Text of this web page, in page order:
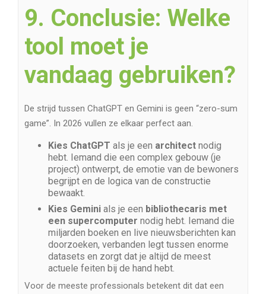
9. Conclusie: Welke
tool moet je
vandaag gebruiken?
De strijd tussen ChatGPT en Gemini is geen “zero-sum
game”. In 2026 vullen ze elkaar perfect aan.
Kies ChatGPT als je een architect nodig
hebt. Iemand die een complex gebouw (je
project) ontwerpt, de emotie van de bewoners
begrijpt en de logica van de constructie
bewaakt.
Kies Gemini als je een bibliothecaris met
een supercomputer nodig hebt. Iemand die
miljarden boeken en live nieuwsberichten kan
doorzoeken, verbanden legt tussen enorme
datasets en zorgt dat je altijd de meest
actuele feiten bij de hand hebt.
Voor de meeste professionals betekent dit dat een